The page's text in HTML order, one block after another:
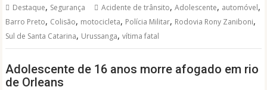
Destaque, Segurança Acidente de trânsito,Adolescente, automóvel,
Barro Preto, Colisão, motocicleta, Polícia Militar, Rodovia Rony Zaniboni,
Sul de Santa Catarina, Urussanga,vítima fatal
Adolescente de 16 anos morre afogado em rio
de Orleans